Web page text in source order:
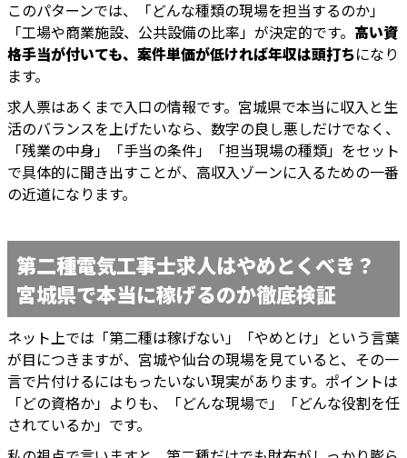
このパターンでは、「どんな種類の現場を担当するのか」
「工場や商業施設、公共設備の比率」が決定的です。 高い資
格手当が付いても、案件単価が低ければ年収は頭打ちになり
ます。
求人票はあくまで入口の情報です。宮城県で本当に収入と生
活のバランスを上げたいなら、数字の良し悪しだけでなく、
「残業の中身」「手当の条件」「担当現場の種類」をセット
で具体的に聞き出すことが、高収入ゾーンに入るための一番
の近道になります。
第二種電気工事士求人はやめとくべき？
宮城県で本当に稼げるのか徹底検証
ネット上では「第二種は稼げない」「やめとけ」という言葉
が目につきますが、宮城や仙台の現場を見ていると、その一
言で片付けるにはもったいない現実があります。ポイントは
「どの資格か」よりも、「どんな現場で」「どんな役割を任
されているか」です。